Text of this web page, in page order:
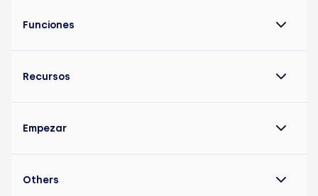
Funciones
Recursos
Empezar
Others